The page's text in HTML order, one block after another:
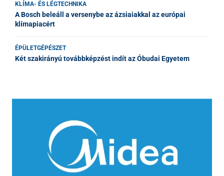
KLÍMA- ÉS LÉGTECHNIKA
A Bosch beleáll a versenybe az ázsiaiakkal az európai
klímapiacért
ÉPÜLETGÉPÉSZET
Két szakirányú továbbképzést indít az Óbudai Egyetem